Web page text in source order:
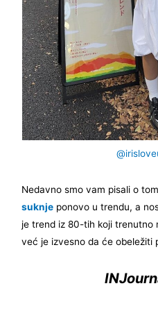
Nedavno smo vam pisali o
suknje ponovo u trendu, a
je trend iz 80-tih koji trenutno
već je izvesno da će obeležiti